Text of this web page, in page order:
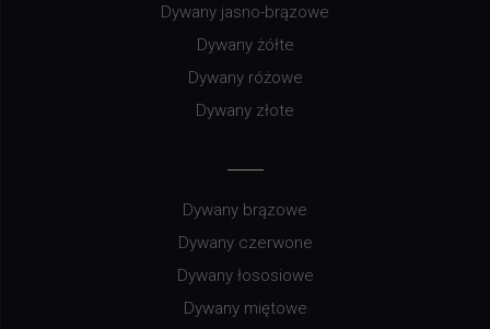
Dywany jasno-brązowe
Dywany żółte
Dywany różowe
Dywany złote
Dywany brązowe
Dywany czerwone
Dywany łososiowe
Dywany miętowe